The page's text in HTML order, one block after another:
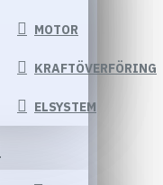
MOTOR
KRAFTÖVERFÖRING
ELSYSTEM